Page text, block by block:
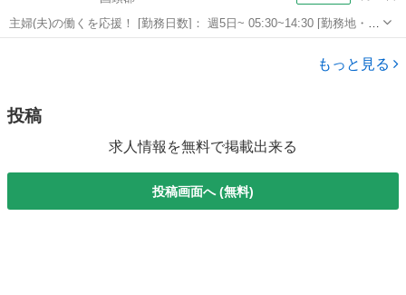
主婦(夫)の働くを応援！ [勤務日数]： 週5日~ 05:30~14:30 [勤務地・最
寄駅]： 沖縄県国頭郡今帰仁村湧川571-1 イリーゼ今帰仁_11881 [職種
もっと見る
投稿
求人情報を無料で掲載出来る
投稿画面へ (無料)